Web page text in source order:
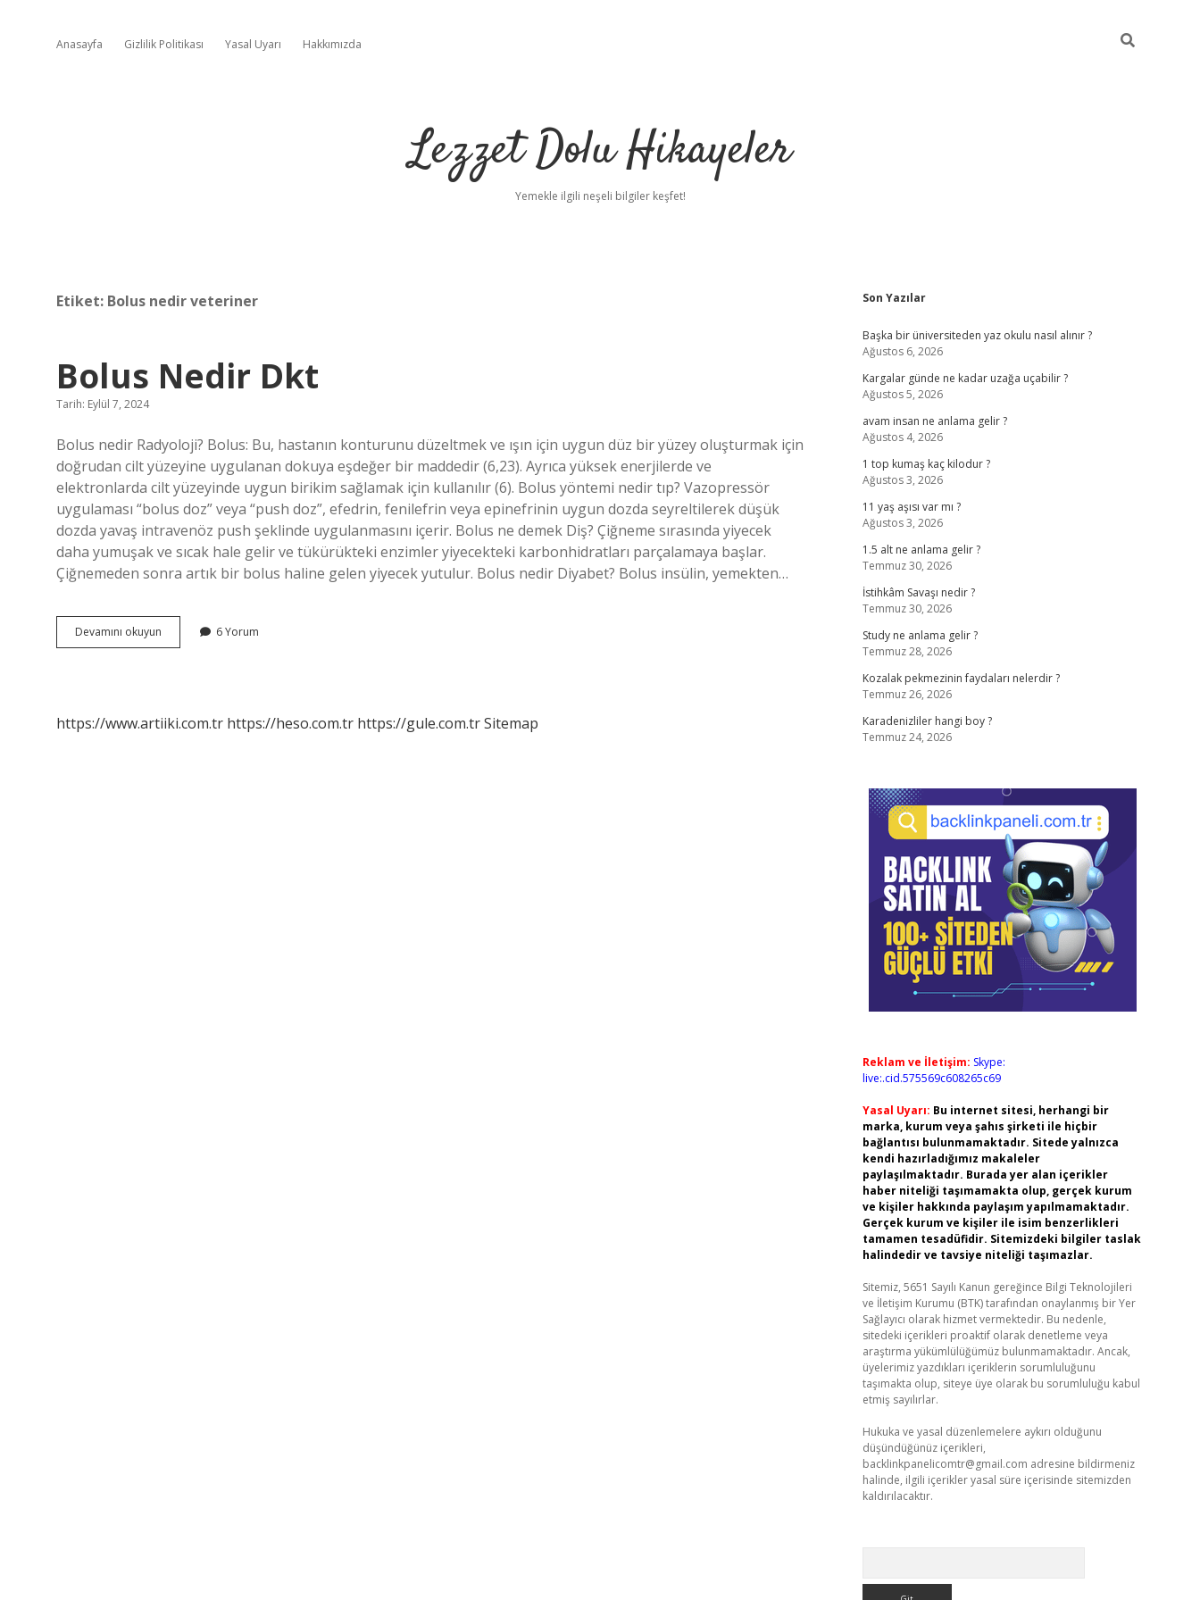
Anasayfa Gizlilik Politikası Yasal Uyarı Hakkımızda
Lezzet Dolu Hikayeler
Yemekle ilgili neşeli bilgiler keşfet!
Etiket: Bolus nedir veteriner
Bolus Nedir Dkt
Tarih: Eylül 7, 2024
Bolus nedir Radyoloji? Bolus: Bu, hastanın konturunu düzeltmek ve ışın için uygun düz bir yüzey oluşturmak için
doğrudan cilt yüzeyine uygulanan dokuya eşdeğer bir maddedir (6,23). Ayrıca yüksek enerjilerde ve
elektronlarda cilt yüzeyinde uygun birikim sağlamak için kullanılır (6). Bolus yöntemi nedir tıp? Vazopressör
uygulaması “bolus doz” veya “push doz”, efedrin, fenilefrin veya epinefrinin uygun dozda seyreltilerek düşük
dozda yavaş intravenöz push şeklinde uygulanmasını içerir. Bolus ne demek Diş? Çiğneme sırasında yiyecek
daha yumuşak ve sıcak hale gelir ve tükürükteki enzimler yiyecekteki karbonhidratları parçalamaya başlar.
Çiğnemeden sonra artık bir bolus haline gelen yiyecek yutulur. Bolus nedir Diyabet? Bolus insülin, yemekten…
Devamını okuyun
Nedir
6 Yorum
https://www.artiiki.com.tr https://heso.com.tr https://gule.com.trSitemap
Sidebar
Son Yazılar
Başka bir üniversiteden yaz okulu nasıl alınır ?
Ağustos 6, 2026
Kargalar günde ne kadar uzağa uçabilir ?
Ağustos 5, 2026
avam insan ne anlama gelir ?
Ağustos 4, 2026
1 top kumaş kaç kilodur ?
Ağustos 3, 2026
11 yaş aşısı var mı ?
Ağustos 3, 2026
1.5 alt ne anlama gelir ?
Temmuz 30, 2026
İstihkâm Savaşı nedir ?
Temmuz 30, 2026
Study ne anlama gelir ?
Temmuz 28, 2026
Kozalak pekmezinin faydaları nelerdir ?
Temmuz 26, 2026
Karadenizliler hangi boy ?
Temmuz 24, 2026
Reklam ve İletişim: Skype:
live:.cid.575569c608265c69
Yasal Uyarı: Bu internet sitesi, herhangi bir
marka, kurum veya şahıs şirketi ile hiçbir
bağlantısı bulunmamaktadır. Sitede yalnızca
kendi hazırladığımız makaleler
paylaşılmaktadır. Burada yer alan içerikler
haber niteliği taşımamakta olup, gerçek kurum
ve kişiler hakkında paylaşım yapılmamaktadır.
Gerçek kurum ve kişiler ile isim benzerlikleri
tamamen tesadüfidir. Sitemizdeki bilgiler taslak
halindedir ve tavsiye niteliği taşımazlar.
Sitemiz, 5651 Sayılı Kanun gereğince Bilgi Teknolojileri
ve İletişim Kurumu (BTK) tarafından onaylanmış bir Yer
Sağlayıcı olarak hizmet vermektedir. Bu nedenle,
sitedeki içerikleri proaktif olarak denetleme veya
araştırma yükümlülüğümüz bulunmamaktadır. Ancak,
üyelerimiz yazdıkları içeriklerin sorumluluğunu
taşımakta olup, siteye üye olarak bu sorumluluğu kabul
etmiş sayılırlar.
Hukuka ve yasal düzenlemelere aykırı olduğunu
düşündüğünüz içerikleri,
backlinkpanelicomtr@gmail.com adresine bildirmeniz
halinde, ilgili içerikler yasal süre içerisinde sitemizden
kaldırılacaktır.